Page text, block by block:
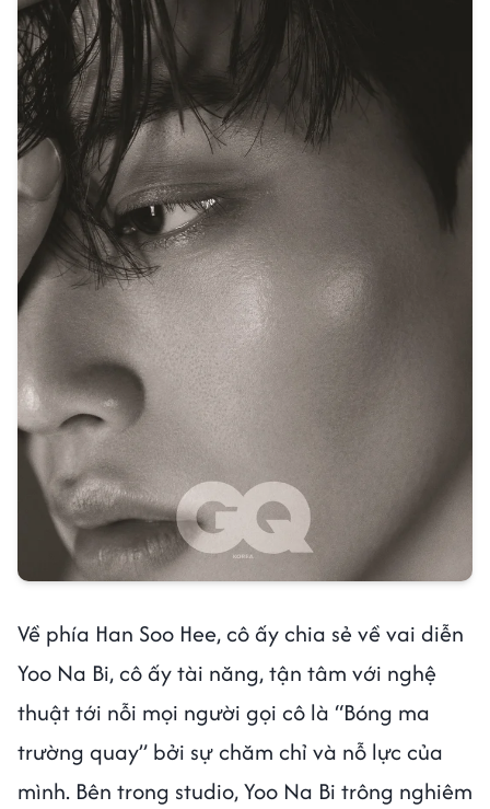
Về phía Han Soo Hee, cô ấy chia sẻ về vai diễn
Yoo Na Bi, cô ấy tài năng, tận tâm với nghệ
thuật tới nỗi mọi người gọi cô là “Bóng ma
trường quay” bởi sự chăm chỉ và nỗ lực của
mình. Bên trong studio, Yoo Na Bi trông nghiêm